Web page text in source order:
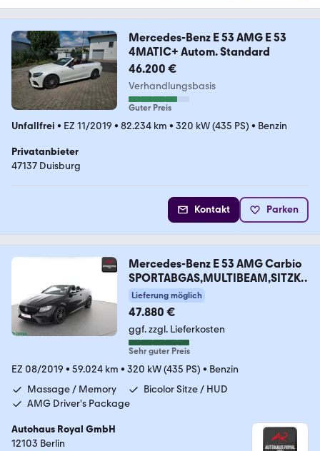
Mercedes-Benz E 53 AMG E 53
4MATIC+ Autom. Standard
46.200 €
Verhandlungsbasis
Guter Preis
Unfallfrei • EZ 11/2019 • 82.234 km • 320 kW (435 PS) • Benzin
Privatanbieter
47137 Duisburg
Kontakt Parken
Mercedes-Benz E 53 AMG Carbio
SPORTABGAS,MULTIBEAM,SITZKL
IMA
Lieferung möglich
47.880 €
ggf. zzgl. Lieferkosten
Sehr guter Preis
EZ 08/2019 • 59.024 km • 320 kW (435 PS) • Benzin
Massage / Memory
Bicolor Sitze / HUD
AMG Driver's Package
Autohaus Royal GmbH
12103 Berlin